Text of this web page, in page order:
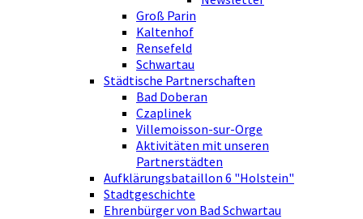
Groß Parin
Kaltenhof
Rensefeld
Schwartau
Städtische Partnerschaften
Bad Doberan
Czaplinek
Villemoisson-sur-Orge
Aktivitäten mit unseren
Partnerstädten
Aufklärungsbataillon 6 "Holstein"
Stadtgeschichte
Ehrenbürger von Bad Schwartau